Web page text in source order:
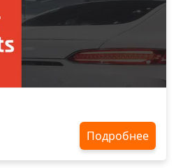
Подробнее